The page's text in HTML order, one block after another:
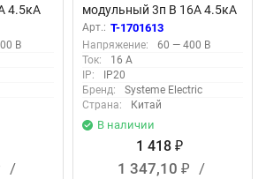
4.5кА
В
/
модульный 3п B 16А 4.5кА
City9 Set 400В SE C9F14316
Арт.: T-1701613
Напряжение:
60 — 400 В
Ток:
16 А
IP:
IP20
Бренд:
Systeme Electric
Страна:
Китай
В наличии
1 418 ₽
1 347,10 ₽
/